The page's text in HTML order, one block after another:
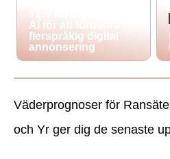
AI för att förbättra
flerspråkig digital
annonsering
Väderprognoser för
och Yr ger dig de senaste